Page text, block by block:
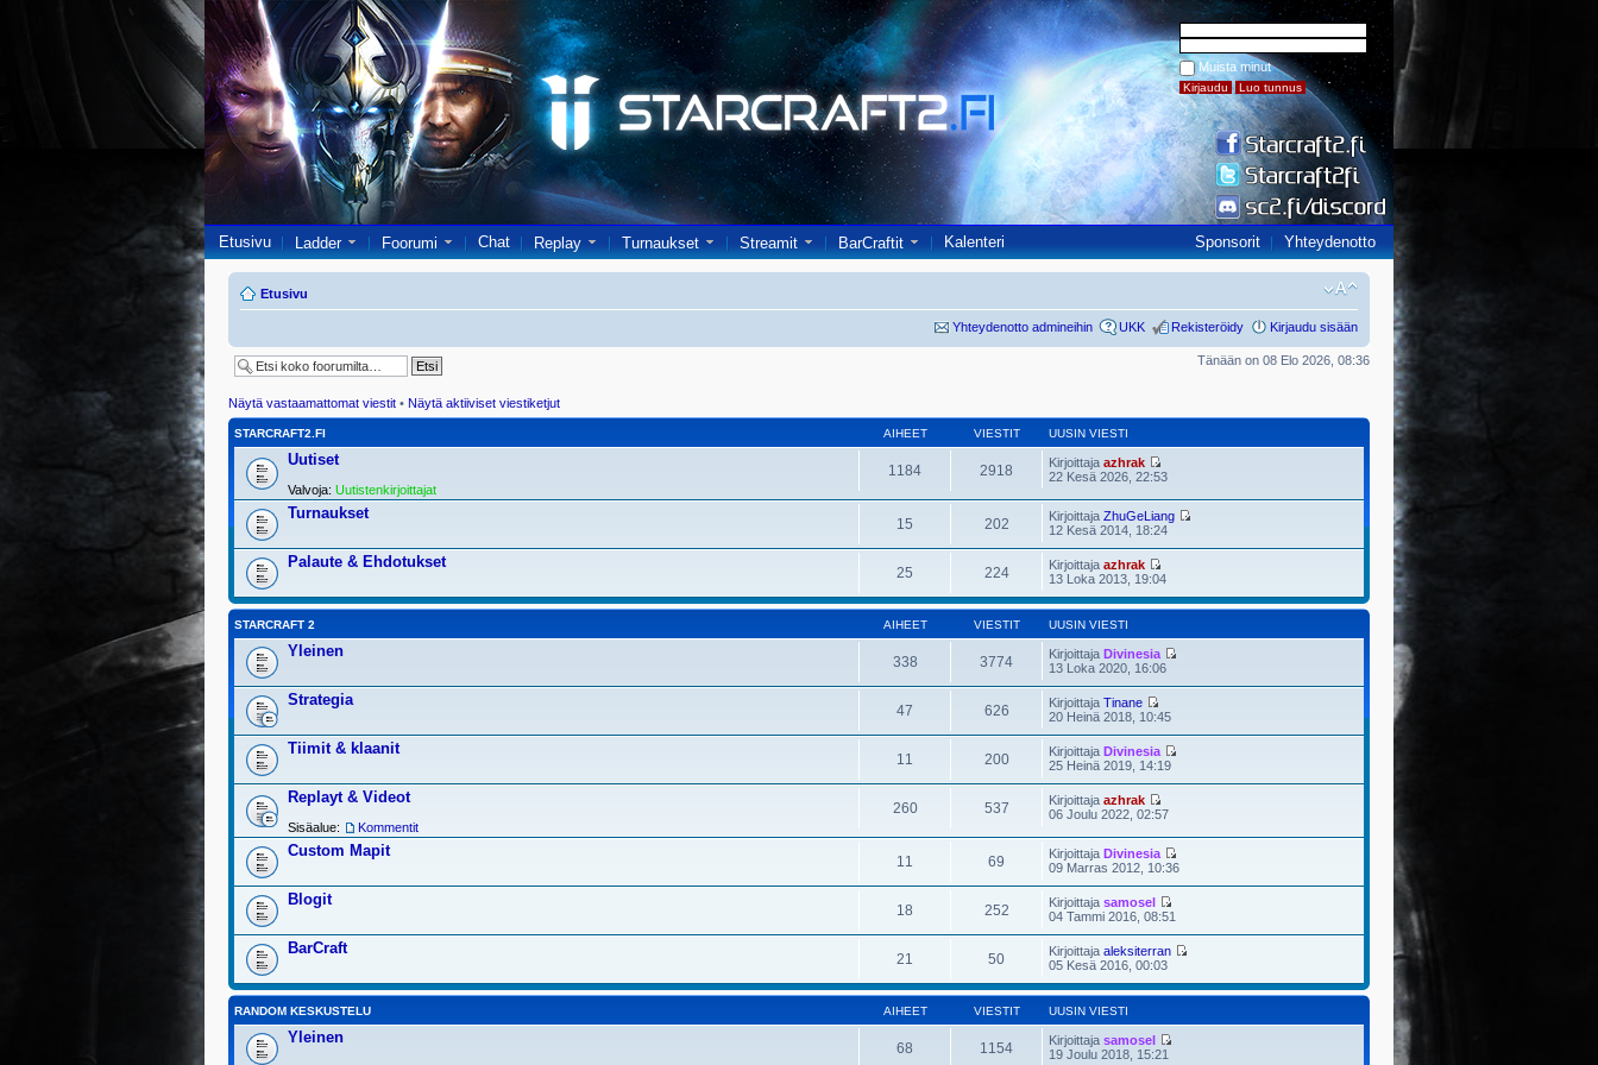
Muista minut
Etusivu Ladder Foorumi Chat Replay Turnaukset Streamit BarCraftit Kalenteri Sponsorit Yhteydenotto
Etusivu
Yhteydenotto admineihin UKK Rekisteröidy Kirjaudu sisään
Tänään on 08 Elo 2026, 08:36
Näytä vastaamattomat viestit • Näytä aktiiviset viestiketjut
STARCRAFT2.FI AIHEET VIESTIT UUSIN VIESTI
Uutiset
Valvoja: Uutistenkirjoittajat
1184 2918 Kirjoittaja azhrak
22 Kesä 2026, 22:53
Turnaukset
15 202 Kirjoittaja ZhuGeLiang
12 Kesä 2014, 18:24
Palaute & Ehdotukset
25 224 Kirjoittaja azhrak
13 Loka 2013, 19:04
STARCRAFT 2 AIHEET VIESTIT UUSIN VIESTI
Yleinen
338 3774 Kirjoittaja Divinesia
13 Loka 2020, 16:06
Strategia
47 626 Kirjoittaja Tinane
20 Heinä 2018, 10:45
Tiimit & klaanit
11 200 Kirjoittaja Divinesia
25 Heinä 2019, 14:19
Replayt & Videot
Sisäalue: Kommentit
260 537 Kirjoittaja azhrak
06 Joulu 2022, 02:57
Custom Mapit
11 69 Kirjoittaja Divinesia
09 Marras 2012, 10:36
Blogit
18 252 Kirjoittaja samosel
04 Tammi 2016, 08:51
BarCraft
21 50 Kirjoittaja aleksiterran
05 Kesä 2016, 00:03
RANDOM KESKUSTELU AIHEET VIESTIT UUSIN VIESTI
Yleinen
68 1154 Kirjoittaja samosel
19 Joulu 2018, 15:21